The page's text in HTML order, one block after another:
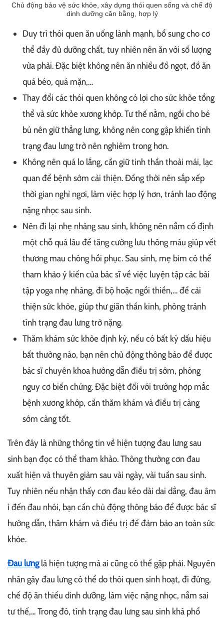
Chủ động bảo vệ sức khỏe, xây dựng thói quen sống và chế độ
dinh dưỡng cân bằng, hợp lý
Duy trì thói quen ăn uống lành mạnh, bổ sung cho cơ
thể đầy đủ dưỡng chất, tuy nhiên nên ăn với số lượng
vừa phải. Đặc biệt không nên ăn nhiều đồ ngọt, đồ ăn
quá béo, quá mặn,…
Thay đổi các thói quen không có lợi cho sức khỏe tổng
thể và sức khỏe xương khớp. Tư thế nằm, ngồi cho bé
bú nên giữ thẳng lưng, không nên cong gập khiến tình
trạng đau lưng trở nên nghiêm trong hơn.
Không nên quá lo lắng, cần giữ tinh thần thoải mái, lạc
quan để bệnh sớm cải thiện. Đồng thời nên sắp xếp
thời gian nghỉ ngơi, làm việc hợp lý hơn, tránh lao động
nặng nhọc sau sinh.
Nên đi lại nhẹ nhàng sau sinh, không nên nằm cố định
một chỗ quá lâu để tăng cường lưu thông máu giúp vết
thương mau chóng hồi phục. Sau sinh, mẹ bỉm có thể
tham khảo ý kiến của bác sĩ về việc luyện tập các bài
tập yoga nhẹ nhàng, đi bộ hoặc ngồi thiền,… để cải
thiện sức khỏe, giúp thư giãn thần kinh, phòng tránh
tình trạng đau lưng trở nặng.
Thăm khám sức khỏe định kỳ, nếu có bất kỳ dấu hiệu
bất thường nào, bạn nên chủ động thông báo để được
bác sĩ chuyên khoa hướng dẫn điều trị sớm, phòng
nguy cơ biến chứng. Đặc biệt đối với trường hợp mắc
bệnh xương khớp, cần thăm khám và điều trị càng
sớm càng tốt.
Trên đây là những thông tin về hiện tượng đau lưng sau
sinh bạn đọc có thể tham khảo. Thông thường cơn đau
xuất hiện và thuyên giảm sau vài ngày, vài tuần sau sinh.
Tuy nhiên nếu nhận thấy cơn đau kéo dài dai dẳng, đau âm
ỉ đến đau nhói, bạn cần chủ động thông báo để được bác sĩ
hướng dẫn, thăm khám và điều trị để đảm bảo an toàn sức
khỏe.
Đau lưnglà hiện tượng mà ai cũng có thể gặp phải. Nguyên
nhân gây đau lưng có thể do thói quen sinh hoạt, đi đứng,
chế độ ăn thiếu dinh dưỡng, làm việc nặng nhọc, nằm sai
tư thế,... Trong đó, tình trạng đau lưng sau sinh khá phổ